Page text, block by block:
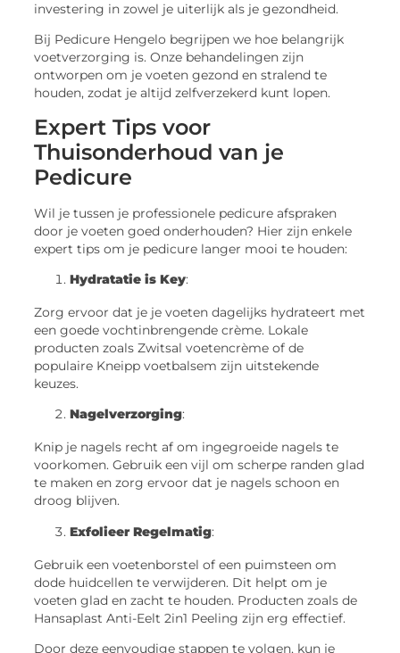
investering in zowel je uiterlijk als je gezondheid.
Bij Pedicure Hengelo begrijpen we hoe belangrijk
voetverzorging is. Onze behandelingen zijn
ontworpen om je voeten gezond en stralend te
houden, zodat je altijd zelfverzekerd kunt lopen.
Expert Tips voor
Thuisonderhoud van je
Pedicure
Wil je tussen je professionele pedicure afspraken
door je voeten goed onderhouden? Hier zijn enkele
expert tips om je pedicure langer mooi te houden:
Hydratatie is Key:
Zorg ervoor dat je je voeten dagelijks hydrateert met
een goede vochtinbrengende crème. Lokale
producten zoals Zwitsal voetencrème of de
populaire Kneipp voetbalsem zijn uitstekende
keuzes.
Nagelverzorging:
Knip je nagels recht af om ingegroeide nagels te
voorkomen. Gebruik een vijl om scherpe randen glad
te maken en zorg ervoor dat je nagels schoon en
droog blijven.
Exfolieer Regelmatig:
Gebruik een voetenborstel of een puimsteen om
dode huidcellen te verwijderen. Dit helpt om je
voeten glad en zacht te houden. Producten zoals de
Hansaplast Anti-Eelt 2in1 Peeling zijn erg effectief.
Door deze eenvoudige stappen te volgen, kun je